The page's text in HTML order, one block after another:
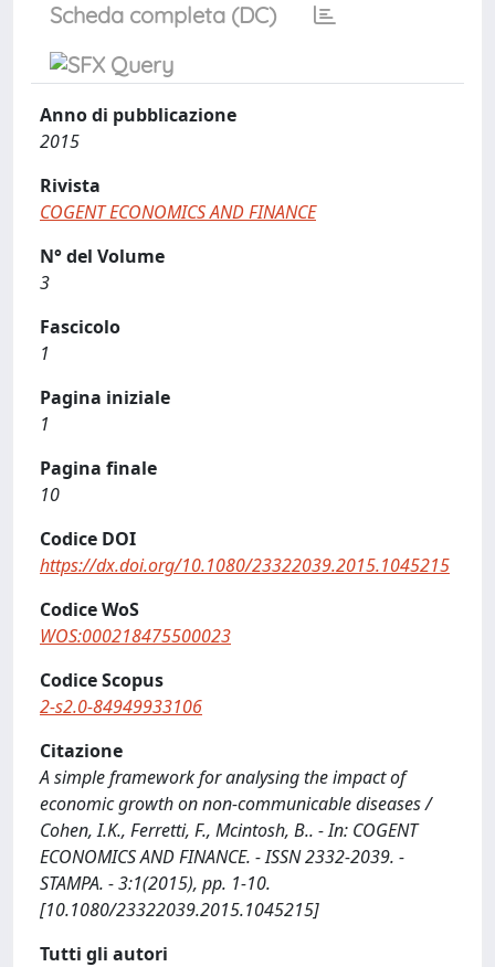
Scheda completa (DC)
Anno di pubblicazione
2015
Rivista
COGENT ECONOMICS AND FINANCE
N° del Volume
3
Fascicolo
1
Pagina iniziale
1
Pagina finale
10
Codice DOI
https://dx.doi.org/10.1080/23322039.2015.1045215
Codice WoS
WOS:000218475500023
Codice Scopus
2-s2.0-84949933106
Citazione
A simple framework for analysing the impact of
economic growth on non-communicable diseases /
Cohen, I.K., Ferretti, F., Mcintosh, B.. - In: COGENT
ECONOMICS AND FINANCE. - ISSN 2332-2039. -
STAMPA. - 3:1(2015), pp. 1-10.
[10.1080/23322039.2015.1045215]
Tutti gli autori